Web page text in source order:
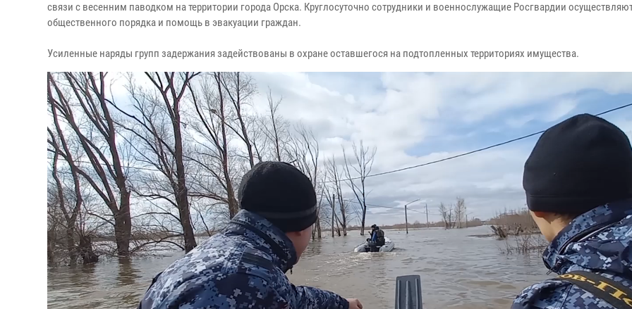
связи с весенним паводком на территории города Орска. Круглосуточно сотрудники и военнослужащие Росгвардии
общественного порядка и помощь в эвакуации граждан.
Усиленные наряды групп задержания задействованы в охране оставшегося на подтопленных территориях имущества.